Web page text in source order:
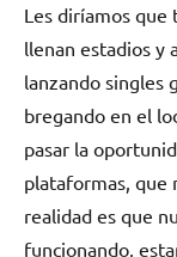
Les diríamos que
llenan estadios y
lanzando singles
bregando en el
pasar la
plataformas, que
realidad es que
funcionando,